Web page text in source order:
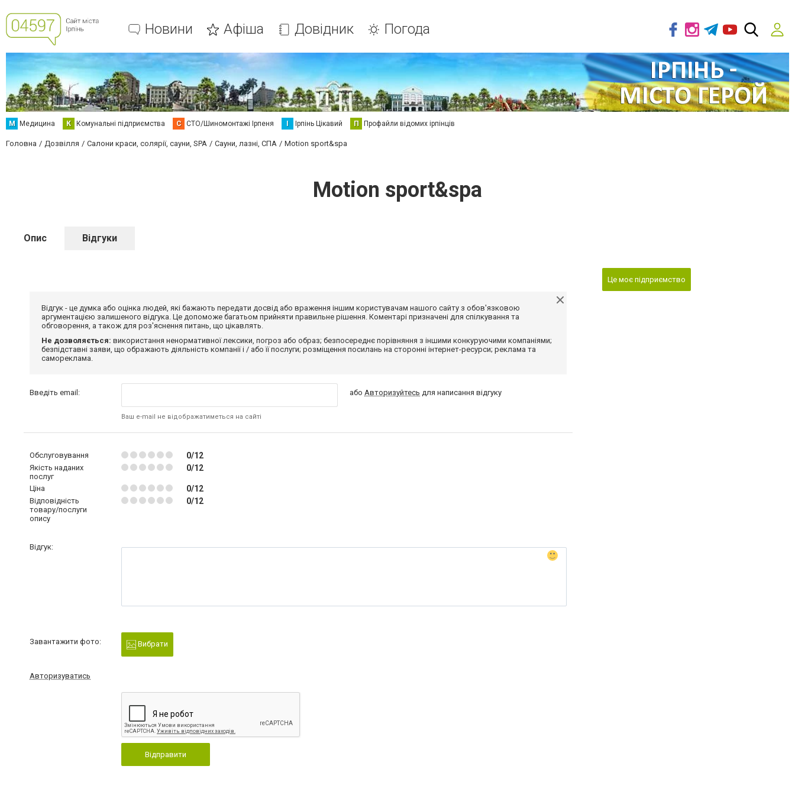
Новини Афіша Довідник Погода
М Медицина К Комунальні підприємства С СТО/Шиномонтажі Ірпеня І Ірпінь Цікавий П Профайли відомих ірпінців
Головна Дозвілля Салони краси, солярії, сауни, SPA Сауни, лазні, СПА Motion sport&spa
Motion sport&spa
Опис Відгуки
Відгук - це думка або оцінка людей, які бажають передати досвід або враження іншим користувачам нашого сайту з обов'язковою
аргументацією залишеного відгука. Це допоможе багатьом прийняти правильне рішення. Коментарі призначені для спілкування та
обговорення, а також для роз'яснення питань, що цікавлять.
Не дозволяється: використання ненормативної лексики, погроз або образ; безпосереднє порівняння з іншими конкуруючими компаніями;
безпідставні заяви, що ображають діяльність компанії і / або її послуги; розміщення посилань на сторонні інтернет-ресурси; реклама та
самореклама.
Введіть email:
Ваш e-mail не відображатиметься на сайті
абоАвторизуйтесь для написання відгуку
Обслуговування 0/12
Якість наданих
послуг
0/12
Ціна 0/12
Відповідність
товару/послуги
опису
0/12
Відгук:
Завантажити фото: Вибрати
Авторизуватись
Відправити
Це моє підприємство